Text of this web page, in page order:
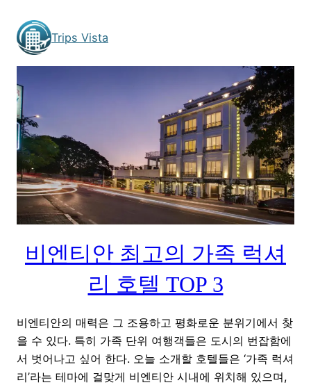
content
Trips Vista
비엔티안 최고의 가족 럭셔
리 호텔 TOP 3
비엔티안의 매력은 그 조용하고 평화로운 분위기에서 찾
을 수 있다. 특히 가족 단위 여행객들은 도시의 번잡함에
서 벗어나고 싶어 한다. 오늘 소개할 호텔들은 ‘가족 럭셔
리’라는 테마에 걸맞게 비엔티안 시내에 위치해 있으며,